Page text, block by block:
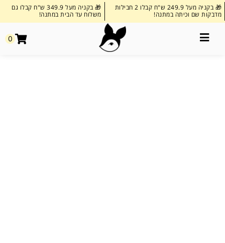
🎁 בקניה מעל 249.9 ש"ח קבלו 2 חבילות
מדבקות שם וכיתה במתנה!
🎁 בקניה מעל 349.9 ש"ח קבלו גם
משלוח עד הבית במתנה!
0